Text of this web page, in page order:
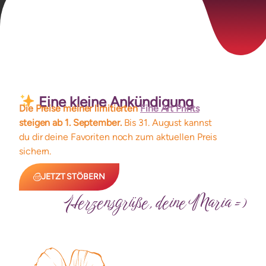
Ähnliche Produkte
Eine kleine Ankündigung
Die Preise meiner limitiertenFine Art Prints
steigen ab 1. September. Bis 31. August kannst
du dir deine Favoriten noch zum aktuellen Preis
sichern.
JETZT STÖBERN
Herzensgrüße, deine Maria =)